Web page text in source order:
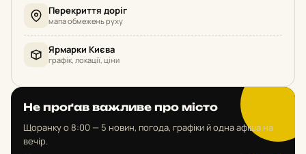
Перекриття доріг
мапа обмежень руху
Ярмарки Києва
графік, локації, ціни
Не проґав важливе про місто
Щоранку о 8:00 — 5 новин, погода, графіки й одна афіша на
вечір.